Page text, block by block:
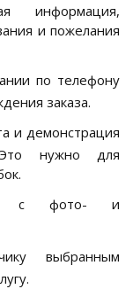
информация,
и пожелания
по телефону
заказа.
и демонстрация
нужно для
с фото- и
выбранным